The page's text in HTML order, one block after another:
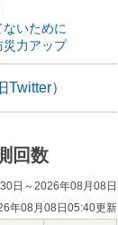
いために
災力アップ
）
回数
日～2026年08月08日
年08月08日05:40更新